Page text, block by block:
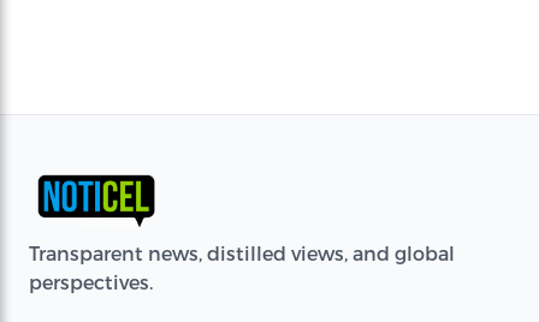
Transparent news, distilled views, and global
perspectives.